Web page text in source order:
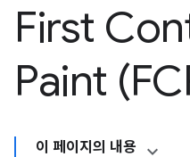
First
Paint
이 페이지의 내용